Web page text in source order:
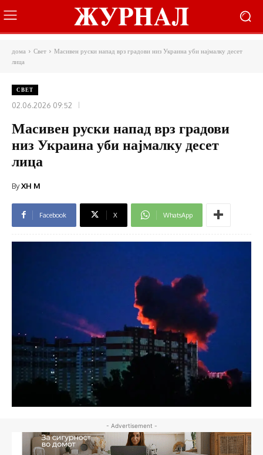
дома Свет
Масивен руски напад врз градови низ Украина уби најмалку десет
лица
СВЕТ
02.06.2026 09:52
Масивен руски напад врз градови
низ Украина уби најмалку десет
лица
ByXH M
Facebook X WhatsApp
- Advertisement -